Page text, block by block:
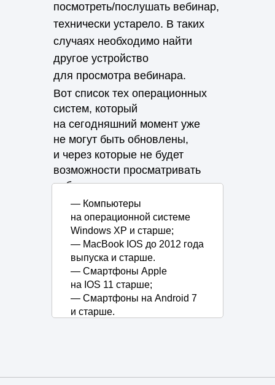
посмотреть/послушать вебинар,
технически устарело. В таких
случаях необходимо найти
другое устройство
для просмотра вебинара.
Вот список тех операционных
систем, который
на сегодняшний момент уже
не могут быть обновлены,
и через которые не будет
возможности просматривать
вебинары:
― Компьютеры
на операционной системе
Windows XP и старше;
― MacBook IOS до 2012 года
выпуска и старше.
― Смартфоны Apple
на IOS 11 старше;
― Смартфоны на Android 7
и старше.